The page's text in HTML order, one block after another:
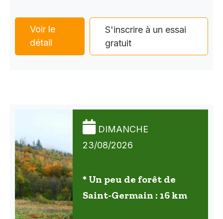
Voir le
détail
S'inscrire à un essai
gratuit
DIMANCHE
23/08/2026
* Un peu de forêt de
Saint-Germain : 16 km